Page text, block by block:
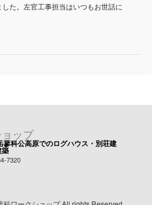
た。左官工事担当はいつもお世話に
ップ
蓼科公高原でのログハウス・別荘建
築
7320